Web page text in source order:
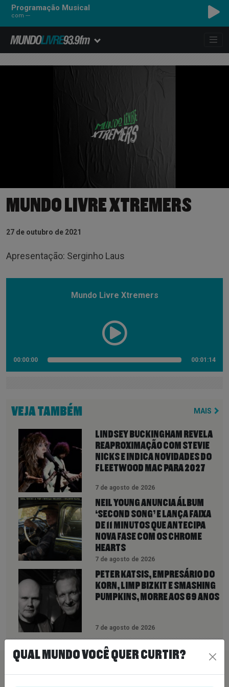
Programação Musical
com ---
MUNDO LIVRE XTREMERS
27 de outubro de 2021
Apresentação: Serginho Laus
Mundo Livre Xtremers
00:00:00 00:01:14
VEJA TAMBÉM MAIS
LINDSEY BUCKINGHAM REVELA
REAPROXIMAÇÃO COM STEVIE
NICKS E INDICA NOVIDADES DO
FLEETWOOD MAC PARA 2027
7 de agosto de 2026
NEIL YOUNG ANUNCIA ÁLBUM
‘SECOND SONG’ E LANÇA FAIXA
DE 11 MINUTOS QUE ANTECIPA
NOVA FASE COM OS CHROME
HEARTS
7 de agosto de 2026
PETER KATSIS, EMPRESÁRIO DO
KORN, LIMP BIZKIT E SMASHING
PUMPKINS, MORRE AOS 69 ANOS
7 de agosto de 2026
PEÇA SUA MÚSICA
QUAL MUNDO VOCÊ QUER CURTIR?